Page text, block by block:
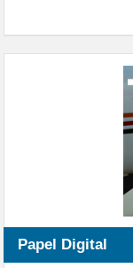
Papel Digital